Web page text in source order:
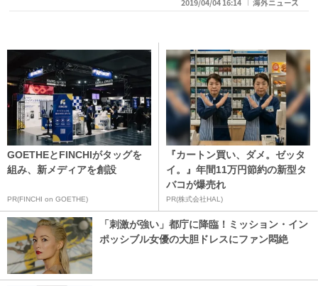
2019/04/04 16:14 海外ニュース
GOETHEとFINCHIがタッグを
組み、新メディアを創設
PR(FINCHI on GOETHE)
『カートン買い、ダメ。ゼッタ
イ。』年間11万円節約の新型タ
バコが爆売れ
PR(株式会社HAL)
「刺激が強い」都庁に降臨！ミッション・イン
ポッシブル女優の大胆ドレスにファン悶絶